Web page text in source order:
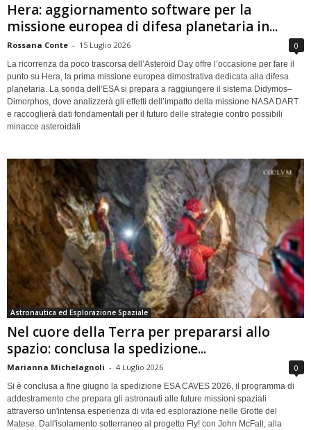
Hera: aggiornamento software per la
missione europea di difesa planetaria in...
Rossana Conte - 15 Luglio 2026 0
La ricorrenza da poco trascorsa dell’Asteroid Day offre l’occasione per fare il
punto su Hera, la prima missione europea dimostrativa dedicata alla difesa
planetaria. La sonda dell’ESA si prepara a raggiungere il sistema Didymos–
Dimorphos, dove analizzerà gli effetti dell’impatto della missione NASA DART
e raccoglierà dati fondamentali per il futuro delle strategie contro possibili
minacce asteroidali
Astronautica ed Esplorazione Spaziale
Nel cuore della Terra per prepararsi allo
spazio: conclusa la spedizione...
Marianna Michelagnoli - 4 Luglio 2026 0
Si è conclusa a fine giugno la spedizione ESA CAVES 2026, il programma di
addestramento che prepara gli astronauti alle future missioni spaziali
attraverso un'intensa esperienza di vita ed esplorazione nelle Grotte del
Matese. Dall'isolamento sotterraneo al progetto Fly! con John McFall, alla